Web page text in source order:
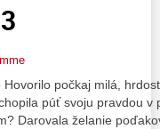
počkaj milá,
púť svoju pravdou
Darovala želanie